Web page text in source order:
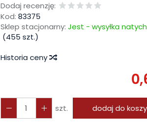
Dodaj recenzję:
Kod: 83375
Sklep stacjonarny: Jest - wysyłka
(455 szt.)
Historia ceny
szt. dodaj do